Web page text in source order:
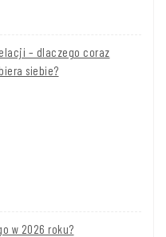
– dlaczego coraz
siebie?
w 2026 roku?